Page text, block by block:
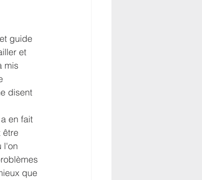
guide
et
mis
disent
en fait
être
l'on
que